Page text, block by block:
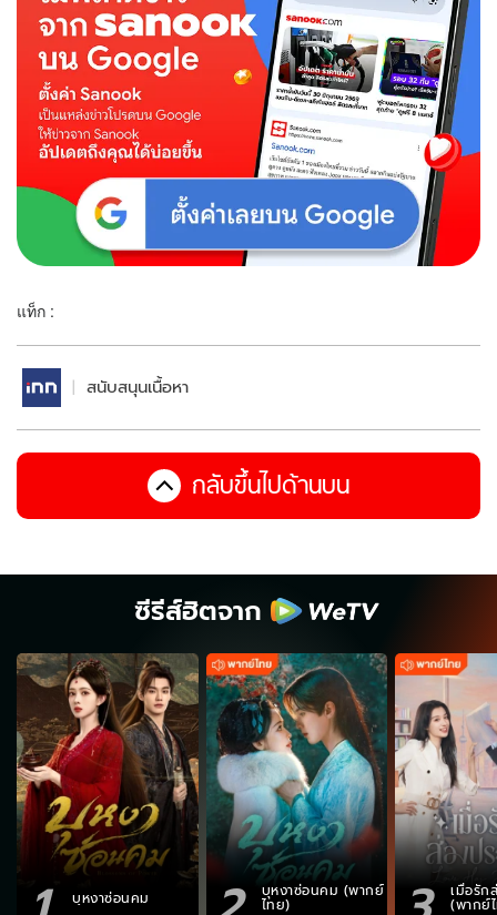
แท็ก :
สนับสนุนเนื้อหา
กลับขึ้นไปด้านบน
ซีรีส์ฮิตจาก
บุหงาซ่อนคม บุหงาซ่อนคม (พากย์
ไทย)
เมื่อรัก
(พากย์